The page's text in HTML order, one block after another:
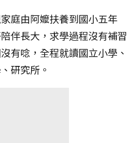
庭由阿嬤扶養到國小五年
伴長大，求學過程沒有補習
有唸，全程就讀國立小學、
研究所。